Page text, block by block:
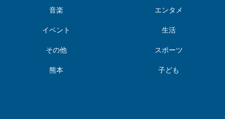
音楽 エンタメ
イベント 生活
その他 スポーツ
熊本 子ども